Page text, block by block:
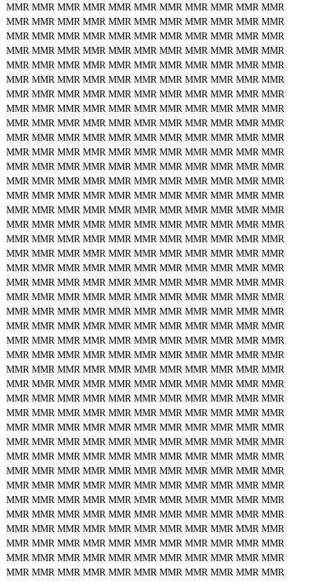
MMR MMR MMR MMR MMR MMR MMR MMR MMR MMR MMR
MMR MMR MMR MMR MMR MMR MMR MMR MMR MMR MMR
MMR MMR MMR MMR MMR MMR MMR MMR MMR MMR MMR
MMR MMR MMR MMR MMR MMR MMR MMR MMR MMR MMR
MMR MMR MMR MMR MMR MMR MMR MMR MMR MMR MMR
MMR MMR MMR MMR MMR MMR MMR MMR MMR MMR MMR
MMR MMR MMR MMR MMR MMR MMR MMR MMR MMR MMR
MMR MMR MMR MMR MMR MMR MMR MMR MMR MMR MMR
MMR MMR MMR MMR MMR MMR MMR MMR MMR MMR MMR
MMR MMR MMR MMR MMR MMR MMR MMR MMR MMR MMR
MMR MMR MMR MMR MMR MMR MMR MMR MMR MMR MMR
MMR MMR MMR MMR MMR MMR MMR MMR MMR MMR MMR
MMR MMR MMR MMR MMR MMR MMR MMR MMR MMR MMR
MMR MMR MMR MMR MMR MMR MMR MMR MMR MMR MMR
MMR MMR MMR MMR MMR MMR MMR MMR MMR MMR MMR
MMR MMR MMR MMR MMR MMR MMR MMR MMR MMR MMR
MMR MMR MMR MMR MMR MMR MMR MMR MMR MMR MMR
MMR MMR MMR MMR MMR MMR MMR MMR MMR MMR MMR
MMR MMR MMR MMR MMR MMR MMR MMR MMR MMR MMR
MMR MMR MMR MMR MMR MMR MMR MMR MMR MMR MMR
MMR MMR MMR MMR MMR MMR MMR MMR MMR MMR MMR
MMR MMR MMR MMR MMR MMR MMR MMR MMR MMR MMR
MMR MMR MMR MMR MMR MMR MMR MMR MMR MMR MMR
MMR MMR MMR MMR MMR MMR MMR MMR MMR MMR MMR
MMR MMR MMR MMR MMR MMR MMR MMR MMR MMR MMR
MMR MMR MMR MMR MMR MMR MMR MMR MMR MMR MMR
MMR MMR MMR MMR MMR MMR MMR MMR MMR MMR MMR
MMR MMR MMR MMR MMR MMR MMR MMR MMR MMR MMR
MMR MMR MMR MMR MMR MMR MMR MMR MMR MMR MMR
MMR MMR MMR MMR MMR MMR MMR MMR MMR MMR MMR
MMR MMR MMR MMR MMR MMR MMR MMR MMR MMR MMR
MMR MMR MMR MMR MMR MMR MMR MMR MMR MMR MMR
MMR MMR MMR MMR MMR MMR MMR MMR MMR MMR MMR
MMR MMR MMR MMR MMR MMR MMR MMR MMR MMR MMR
MMR MMR MMR MMR MMR MMR MMR MMR MMR MMR MMR
MMR MMR MMR MMR MMR MMR MMR MMR MMR MMR MMR
MMR MMR MMR MMR MMR MMR MMR MMR MMR MMR MMR
MMR MMR MMR MMR MMR MMR MMR MMR MMR MMR MMR
MMR MMR MMR MMR MMR MMR MMR MMR MMR MMR MMR
MMR MMR MMR MMR MMR MMR MMR MMR MMR MMR MMR